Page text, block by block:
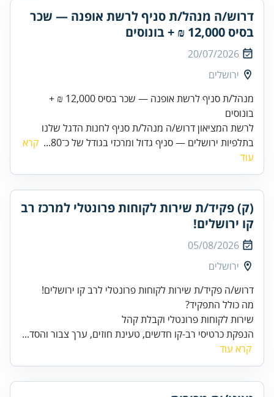
דרוש/ה מנהל/ת סניף לרשת אופנה — שכר
בסיס 12,000 ₪ + בונוסים
20/07/2026
ירושלים
מנהל/ת סניף לרשת אופנה — שכר בסיס 12,000 ₪ +
בונוסים
לרשת המציאון דרוש/ה מנהל/ת סניף לחנות הדגל שלנו
בתלפיות ירושלים — סניף גדול ומרכזי בגודל של כ־80...
קרא
עוד
(ק) פקיד/ת שירות לקוחות פרונטלי למרכז רב
קו ירושלים!
05/08/2026
ירושלים
שירות לקוחות פרונטלי וקבלת קהל
הנפקת כרטיסי רב-קו חדשים, טעינת חוזים, ערך צבור והסד...
קרא עוד